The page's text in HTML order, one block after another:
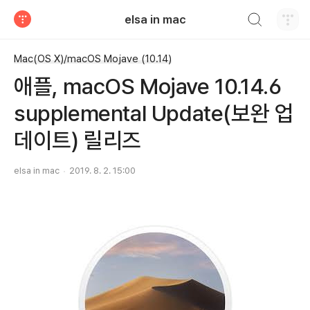
elsa in mac
Mac(OS X)/macOS Mojave (10.14)
애플, macOS Mojave 10.14.6
supplemental Update(보완 업
데이트) 릴리즈
elsa in mac 2019. 8. 2. 15:00